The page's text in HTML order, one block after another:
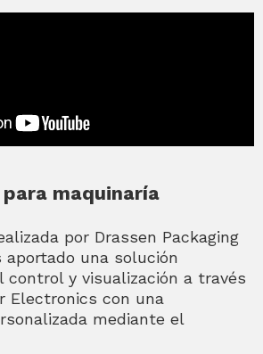
maquinaría
por Drassen Packaging
una solución
control y visualización a través
Electronics con una
mediante el